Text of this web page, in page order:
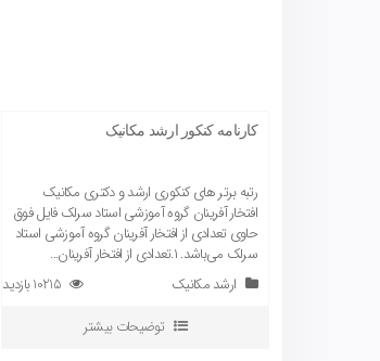
کارنامه کنکور ارشد مکانیک
رتبه برتر های کنکوری ارشد و دکتری مکانیک
افتخار آفرینان گروه آموزشی استاد سرلک فایل فوق
حاوی تعدادی از افتخار آفرینان گروه آموزشی استاد
سرلک می‌باشد. ۱.تعدادی از افتخار آفرینان...
ارشد مکانیک
10215 بازدید
توضیحات بیشتر